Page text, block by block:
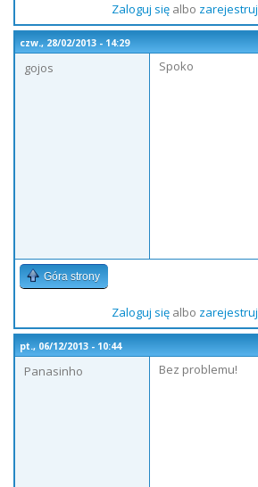
Zaloguj sięalbo zarejestruj
czw., 28/02/2013 - 14:29
gojos
Spoko
Góra strony
Zaloguj sięalbo zarejestruj
pt., 06/12/2013 - 10:44
Panasinho
Bez problemu!